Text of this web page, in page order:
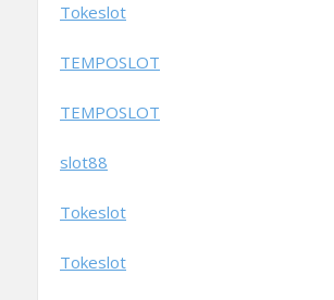
Tokeslot
TEMPOSLOT
TEMPOSLOT
slot88
Tokeslot
Tokeslot